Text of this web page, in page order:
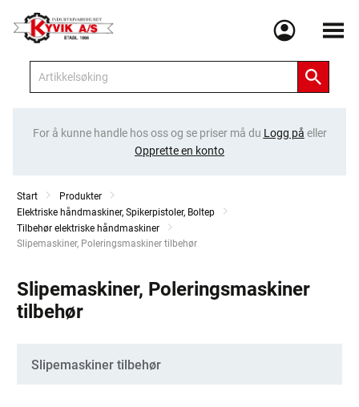
Meny
For å kunne handle hos oss og se priser må du Logg på eller
Opprette en konto
Start
Produkter
Elektriske håndmaskiner, Spikerpistoler, Boltep
Tilbehør elektriske håndmaskiner
Current:
Slipemaskiner, Poleringsmaskiner tilbehør
Slipemaskiner, Poleringsmaskiner
tilbehør
Kategorier
Slipemaskiner tilbehør